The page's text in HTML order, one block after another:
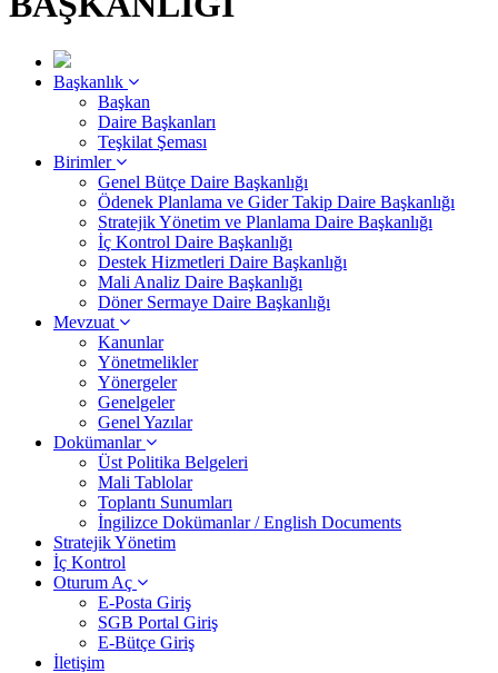
Başkanlık
Başkan
Daire Başkanları
Teşkilat Şeması
Birimler
Genel Bütçe Daire Başkanlığı
Ödenek Planlama ve Gider Takip Daire Başkanlığı
Stratejik Yönetim ve Planlama Daire Başkanlığı
İç Kontrol Daire Başkanlığı
Destek Hizmetleri Daire Başkanlığı
Mali Analiz Daire Başkanlığı
Döner Sermaye Daire Başkanlığı
Mevzuat
Kanunlar
Yönetmelikler
Yönergeler
Genelgeler
Genel Yazılar
Dokümanlar
Üst Politika Belgeleri
Mali Tablolar
Toplantı Sunumları
İngilizce Dokümanlar / English Documents
Stratejik Yönetim
İç Kontrol
Oturum Aç
E-Posta Giriş
SGB Portal Giriş
E-Bütçe Giriş
İletişim